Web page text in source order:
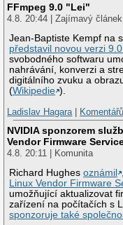
FFmpeg 9.0 "Lei"
4.8. 20:44 | Zajímavý článek
Jean-Baptiste Kempf na
představil novou verzi
svobodného softwaru
nahrávání, konverzi a
digitálního zvuku a
(Wikipedie ).
Ladislav Hagara|
NVIDIA sponzorem
Vendor Firmware
4.8. 20:11 | Komunita
Richard Hughesoznámil
Linux Vendor Firmware
umožňující aktualizovat
zařízení na počítačích s
sponzoruje také